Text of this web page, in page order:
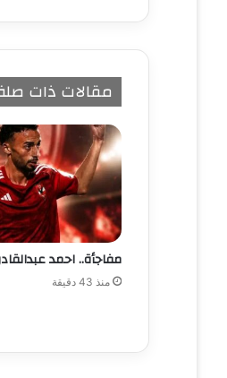
مقالات ذات
مفاجأة.. احمد
منذ 43 دقيقة